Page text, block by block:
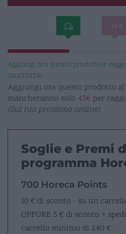
Aggiungi ora questo prodotto e
GRATUITA!
Aggiungi ora questo prodotto
mancheranno solo 43€ per
(Sul tuo prossimo ordine)
Soglie e Premi
programma
700 Horeca Points
10 € di sconto - su un
OPPURE 5 € di sconto +
carrello minimo di 240 €